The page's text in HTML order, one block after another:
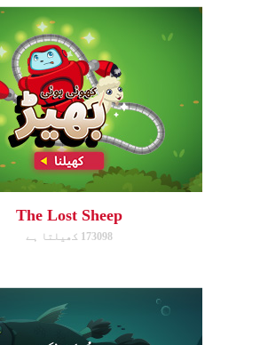
The Lost Sheep
173098 کھیلتا ہے
The Great Fish
fish swim as far
avoiding obstacles.